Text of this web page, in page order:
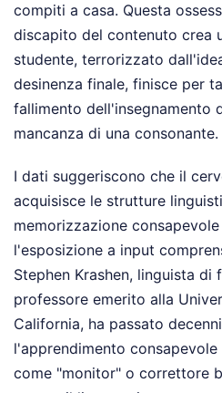
compiti a casa. Questa
discapito del contenuto crea
studente, terrorizzato
desinenza finale, finisce per
fallimento dell'insegnamento
mancanza di una consonante.
I dati suggeriscono che il
acquisisce le strutture
memorizzazione
l'esposizione a input
Stephen Krashen, linguista di
professore emerito alla
California, ha passato
l'apprendimento
come "monitor" o correttore